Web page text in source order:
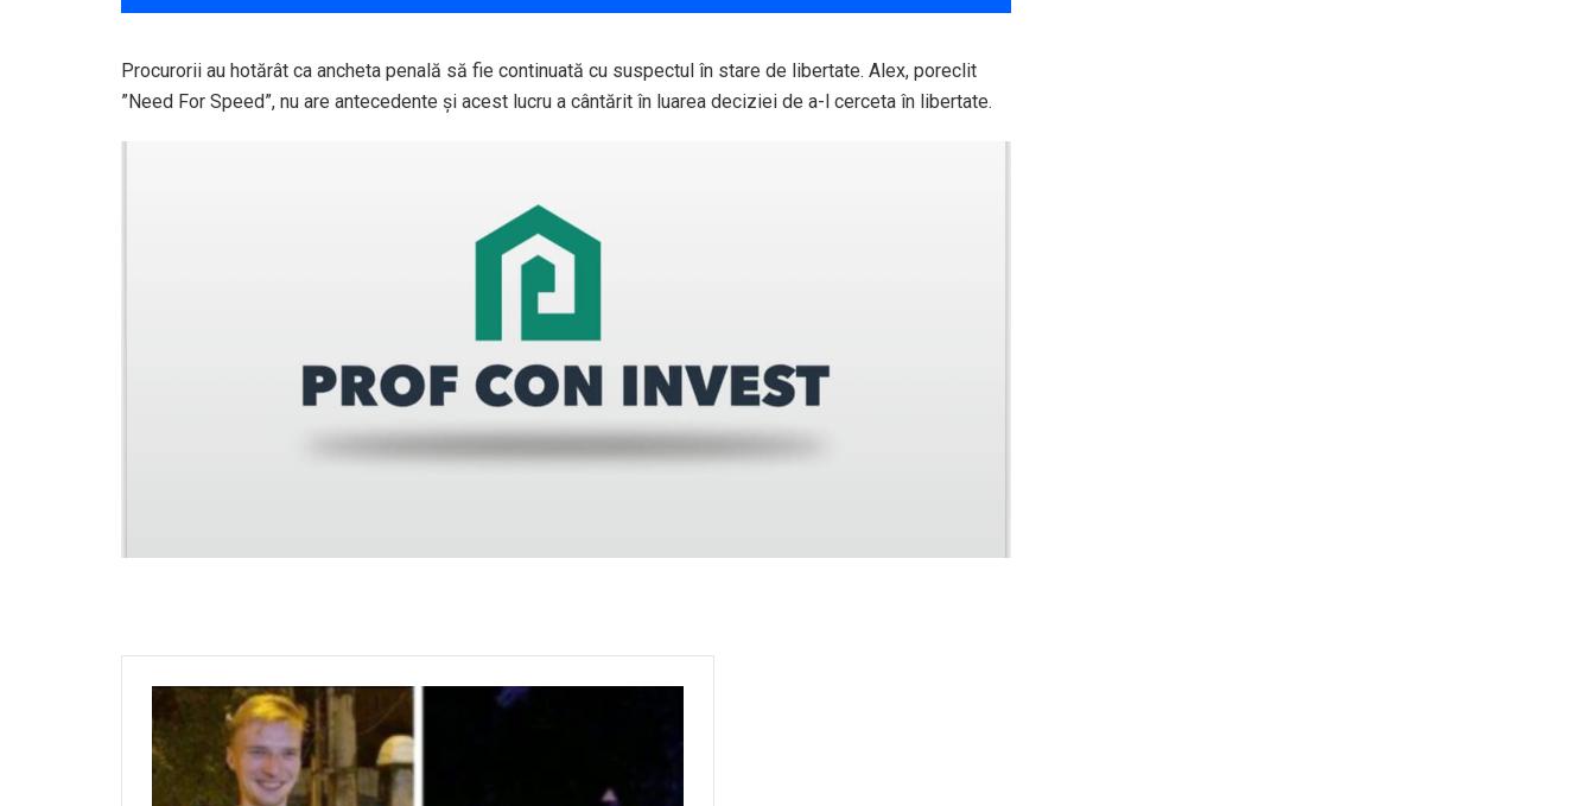
Procurorii au hotărât ca ancheta penală să fie continuată cu suspectul în stare de libertate. Alex, poreclit
”Need For Speed”, nu are antecedente și acest lucru a cântărit în luarea deciziei de a-l cerceta în libertate.